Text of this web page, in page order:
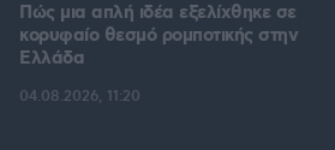
Πώς μια απλή ιδέα εξελίχθηκε σε
κορυφαίο θεσμό ρομποτικής στην
Ελλάδα
04.08.2026, 11:20